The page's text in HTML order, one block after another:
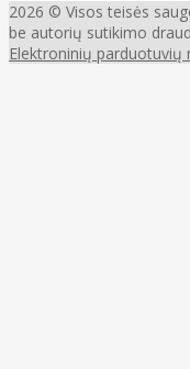
2026 © Visos teisės
be autorių sutikimo
Elektroninių parduotuvių